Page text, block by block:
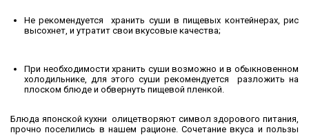
Не рекомендуется хранить суши в пищевых контейнерах, рис
высохнет, и утратит свои вкусовые качества;
При необходимости хранить суши возможно и в обыкновенном
холодильнике, для этого суши рекомендуется разложить на
плоском блюде и обвернуть пищевой пленкой.
Блюда японской кухни олицетворяют символ здорового питания,
прочно поселились в нашем рационе. Сочетание вкуса и пользы